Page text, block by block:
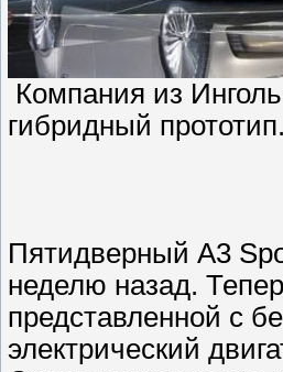
Компания из
гибридный прототип.
Пятидверный A3
неделю назад.
представленной с
электрический